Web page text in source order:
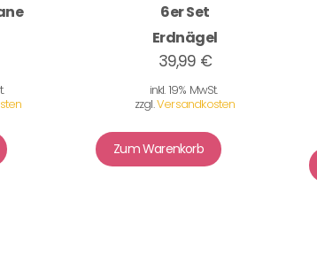
6er Set
Erdnägel
39,99 €
inkl. 19% MwSt.
zzgl.Versandkosten
Zum Warenkorb